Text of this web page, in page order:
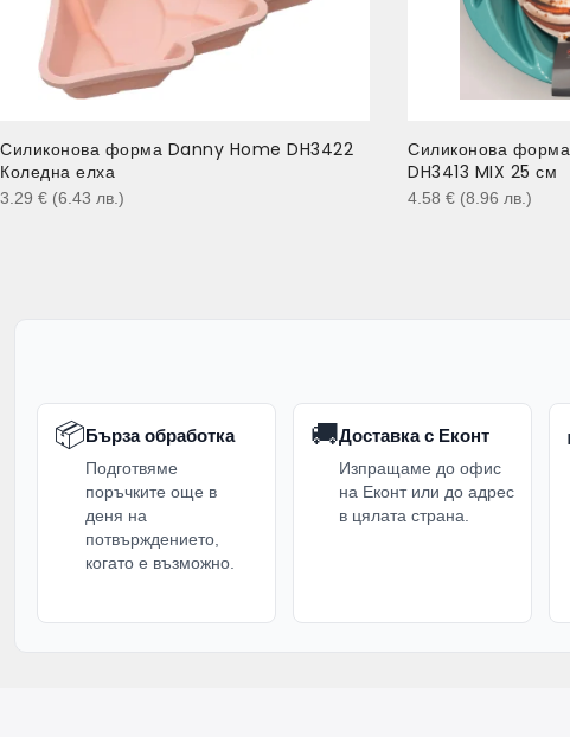
Силиконова форма Danny Home DH3422
Коледна елха
3.29 € (6.43 лв. )
Силиконова
DH3413 MIX 25 см
4.58 € (8.96 лв. )
📦Бърза обработка
Подготвяме
поръчките още в
деня на
потвърждението,
когато е възможно.
🚚Доставка с Еконт
Изпращаме до офис
на Еконт или до адрес
в цялата страна.